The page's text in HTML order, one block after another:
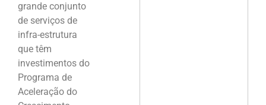
grande conjunto
de serviços de
infra-estrutura
que têm
investimentos do
Programa de
Aceleração do